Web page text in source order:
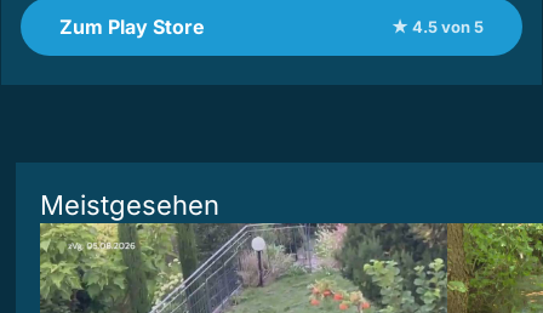
Zum Play Store ★ 4.5 von 5
Meistgesehen